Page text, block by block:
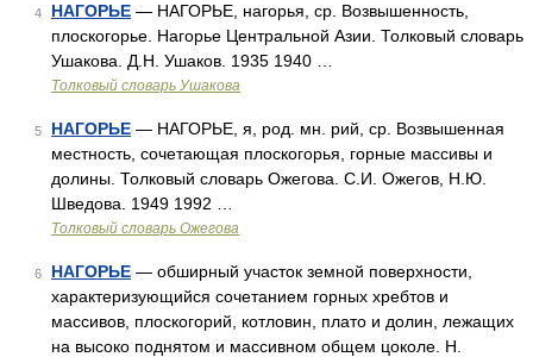
4 НАГОРЬЕ — НАГОРЬЕ, нагорья, ср. Возвышенность,
плоскогорье. Нагорье Центральной Азии. Толковый словарь
Ушакова. Д.Н. Ушаков. 1935 1940 …
Толковый словарь Ушакова
5 НАГОРЬЕ — НАГОРЬЕ, я, род. мн. рий, ср. Возвышенная
местность, сочетающая плоскогорья, горные массивы и
долины. Толковый словарь Ожегова. С.И. Ожегов, Н.Ю.
Шведова. 1949 1992 …
Толковый словарь Ожегова
6 НАГОРЬЕ — обширный участок земной поверхности,
характеризующийся сочетанием горных хребтов и
массивов, плоскогорий, котловин, плато и долин, лежащих
на высоко поднятом и массивном общем цоколе. Н.